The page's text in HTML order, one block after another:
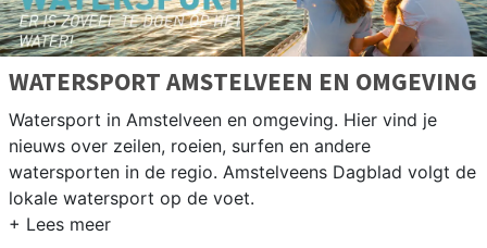
WATERSPORT AMSTELVEEN EN OMGEVING
Watersport in Amstelveen en omgeving. Hier vind je
nieuws over zeilen, roeien, surfen en andere
watersporten in de regio. Amstelveens Dagblad volgt de
lokale watersport op de voet.